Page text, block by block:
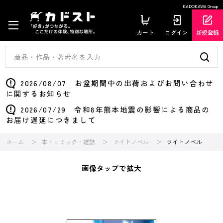
KADOKAWA Group
カート ログイン 新規登録
2026/08/07 お盆期間中の出荷およびお問い合わせ
に関するお知らせ
2026/07/29 令和8年熊本地震の影響による商品の
お届け遅延につきまして
ホーム 本・コミック・雑誌 ライトノベル ライトノベル
画像タップで拡大